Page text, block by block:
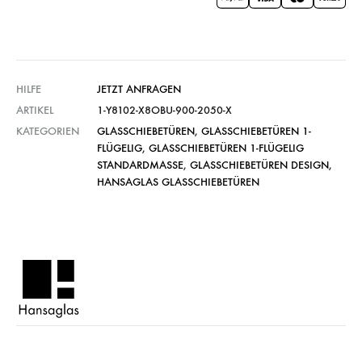
HILFE
JETZT ANFRAGEN
ARTIKEL
1-Y8102-X8OBU-900-2050-X
KATEGORIEN
GLASSCHIEBETÜREN, GLASSCHIEBETÜREN 1-
FLÜGELIG, GLASSCHIEBETÜREN 1-FLÜGELIG
STANDARDMASSE , GLASSCHIEBETÜREN DESIGN,
HANSAGLAS GLASSCHIEBETÜREN